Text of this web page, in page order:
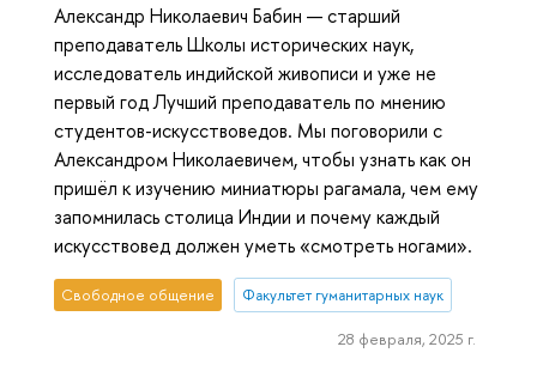
Александр Николаевич Бабин — старший
преподаватель Школы исторических наук,
исследователь индийской живописи и уже не
первый год Лучший преподаватель по мнению
студентов-искусствоведов. Мы поговорили с
Александром Николаевичем, чтобы узнать как он
пришёл к изучению миниатюры рагамала, чем ему
запомнилась столица Индии и почему каждый
искусствовед должен уметь «смотреть ногами».
Свободное общение Факультет гуманитарных наук
28 февраля, 2025 г.